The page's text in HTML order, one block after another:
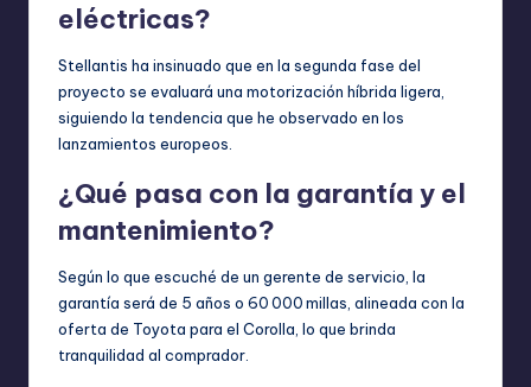
eléctricas?
Stellantis ha insinuado que en la segunda fase del
proyecto se evaluará una motorización híbrida ligera,
siguiendo la tendencia que he observado en los
lanzamientos europeos.
¿Qué pasa con la garantía y el
mantenimiento?
Según lo que escuché de un gerente de servicio, la
garantía será de 5 años o 60 000 millas, alineada con la
oferta de Toyota para el Corolla, lo que brinda
tranquilidad al comprador.